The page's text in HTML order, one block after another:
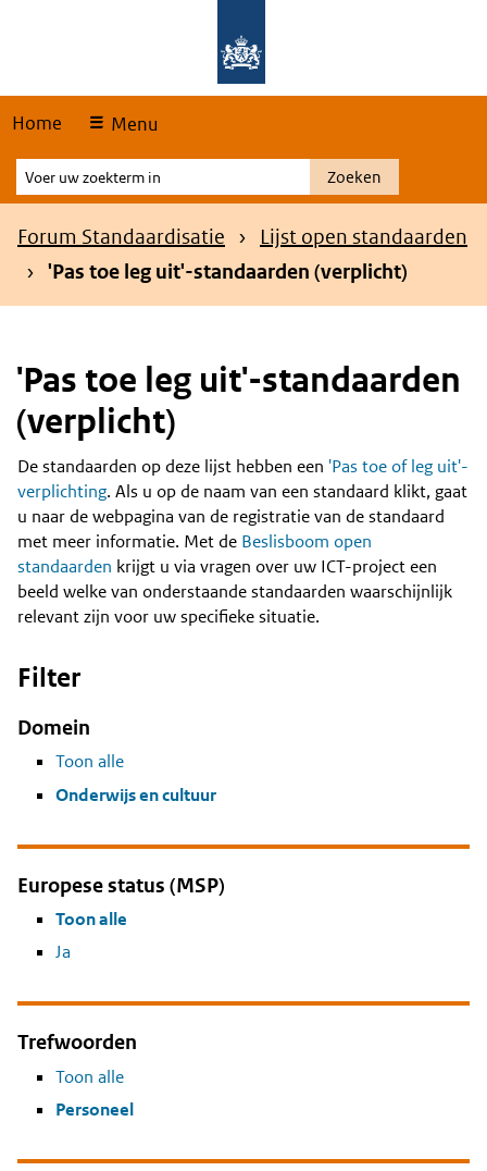
Home Menu
Voer
uw
zoekterm
Zoeken
Kruimelpad
Forum Standaardisatie
Lijst open standaarden
'Pas toe leg uit'-standaarden (verplicht)
'Pas toe leg uit'-standaarden
(verplicht)
Content
De standaarden op deze lijst hebben een 'Pas toe of leg uit'-
verplichting. Als u op de naam van een standaard klikt, gaat
u naar de webpagina van de registratie van de standaard
met meer informatie. Met de Beslisboom open
standaarden krijgt u via vragen over uw ICT-project een
beeld welke van onderstaande standaarden waarschijnlijk
relevant zijn voor uw specifieke situatie.
Filter
Domein
Toon alle
Onderwijs en cultuur
Europese status (MSP)
Toon alle
Ja
Trefwoorden
Toon alle
Personeel